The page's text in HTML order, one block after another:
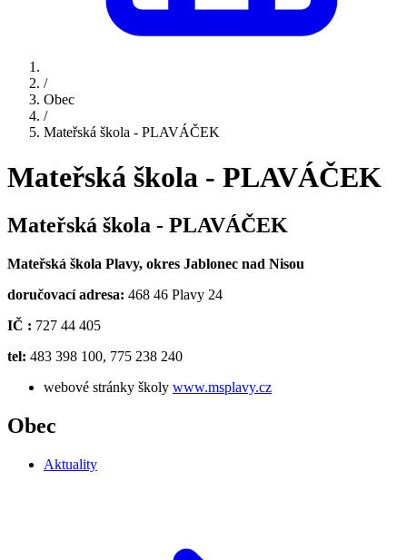
/
Obec
/
Mateřská škola - PLAVÁČEK
Mateřská škola - PLAVÁČEK
Mateřská škola - PLAVÁČEK
Mateřská škola Plavy, okres Jablonec nad Nisou
doručovací adresa: 468 46 Plavy 24
IČ : 727 44 405
tel: 483 398 100, 775 238 240
webové stránky školy www.msplavy.cz
Obec
Aktuality